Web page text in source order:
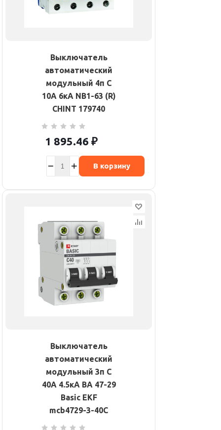
Выключатель
автоматический
модульный 4п C
10А 6кА NB1-63 (R)
CHINT 179740
1 895.46 ₽
В корзину
Выключатель
автоматический
модульный 3п C
40А 4.5кА ВА 47-29
Basic EKF
mcb4729-3-40C